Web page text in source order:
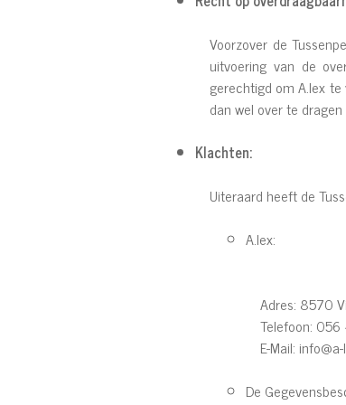
Voorzover de
uitvoering van de
gerechtigd om A.lex
dan wel over te
Klachten:
Uiteraard heeft de
A.lex:
Adres: 8570
Telefoon:
E-Mail:
De